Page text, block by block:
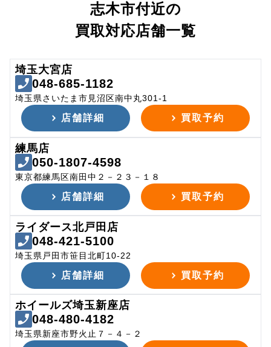
志木市付近の
買取対応店舗一覧
埼玉大宮店
048-685-1182
埼玉県さいたま市見沼区南中丸301-1
店舗詳細 買取予約
練馬店
050-1807-4598
東京都練馬区南田中２－２３－１８
店舗詳細 買取予約
ライダース北戸田店
048-421-5100
埼玉県戸田市笹目北町10-22
店舗詳細 買取予約
ホイールズ埼玉新座店
048-480-4182
埼玉県新座市野火止７－４－２